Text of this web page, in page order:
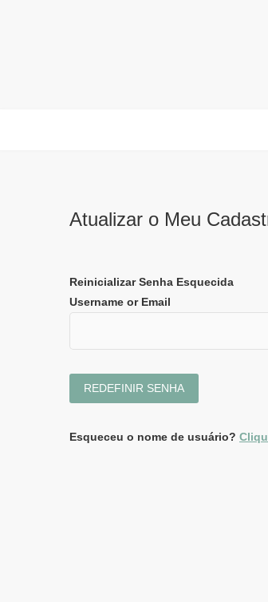
Atualizar o Meu
Reinicializar Senha Esquecida
Username or Email
Esqueceu o nome de usuário?